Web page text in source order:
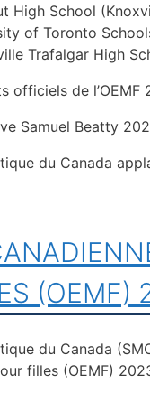
High School
of Toronto
Trafalgar High
officiels de l’OEMF
Samuel Beatty
du Canada
(OEMF)
du Canada
filles (OEMF)